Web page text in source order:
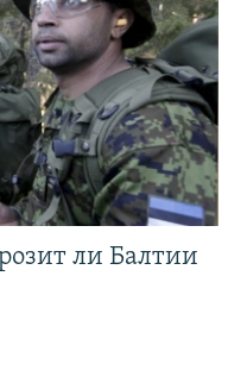
ли Балтии